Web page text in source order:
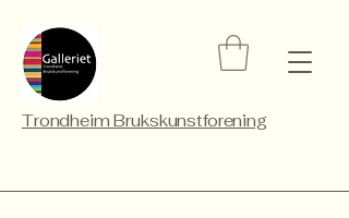
Trondheim Brukskunstforening